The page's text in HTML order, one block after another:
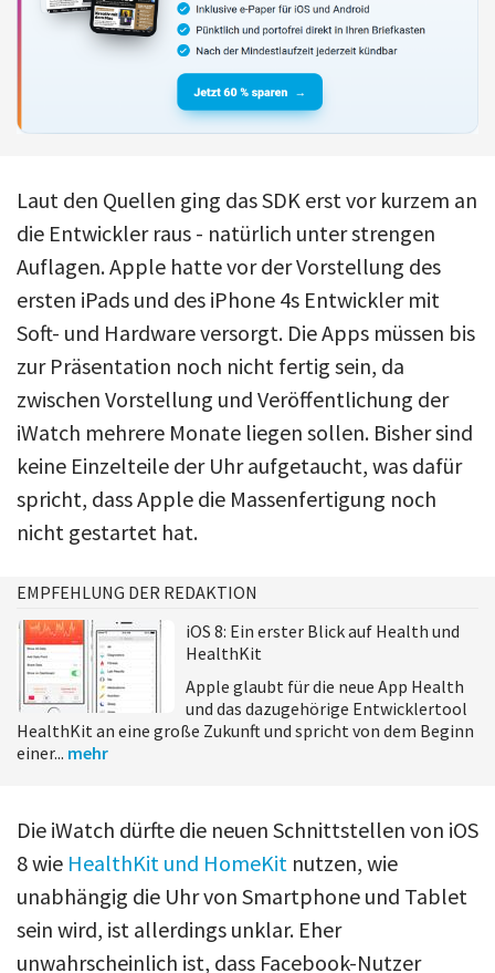
Laut den Quellen ging das SDK erst vor kurzem an
die Entwickler raus - natürlich unter strengen
Auflagen. Apple hatte vor der Vorstellung des
ersten iPads und des iPhone 4s Entwickler mit
Soft- und Hardware versorgt. Die Apps müssen bis
zur Präsentation noch nicht fertig sein, da
zwischen Vorstellung und Veröffentlichung der
iWatch mehrere Monate liegen sollen. Bisher sind
keine Einzelteile der Uhr aufgetaucht, was dafür
spricht, dass Apple die Massenfertigung noch
nicht gestartet hat.
EMPFEHLUNG DER REDAKTION
iOS 8: Ein erster Blick auf Health und
HealthKit
Apple glaubt für die neue App Health
und das dazugehörige Entwicklertool
HealthKit an eine große Zukunft und spricht von dem Beginn
einer... mehr
Die iWatch dürfte die neuen Schnittstellen von iOS
8 wie HealthKit und HomeKit nutzen, wie
unabhängig die Uhr von Smartphone und Tablet
sein wird, ist allerdings unklar. Eher
unwahrscheinlich ist, dass Facebook-Nutzer